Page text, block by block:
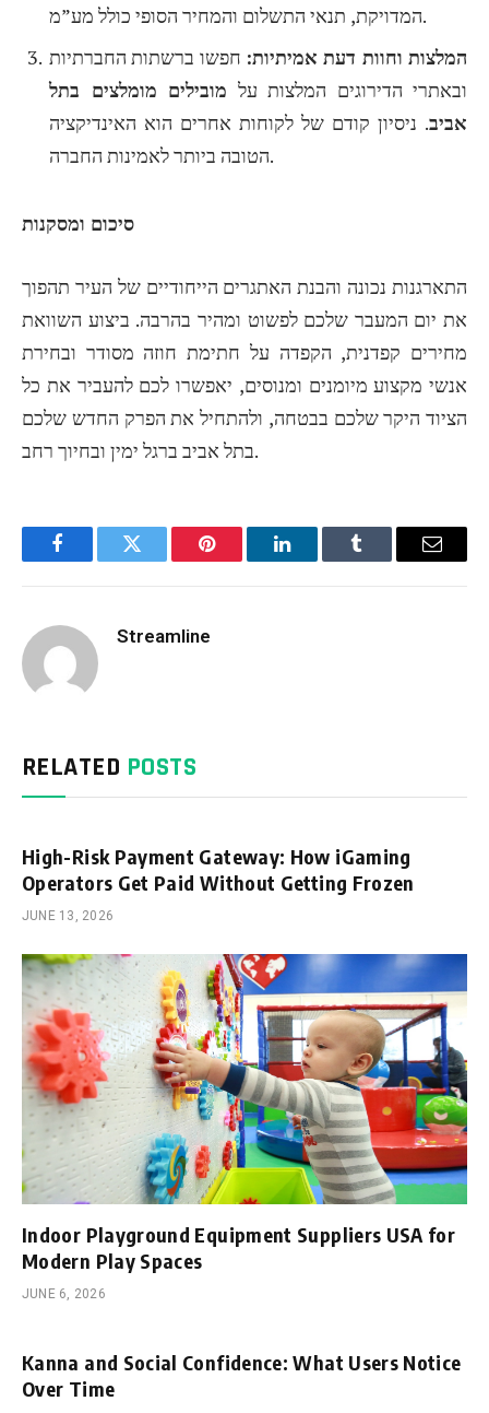
המדויקת, תנאי התשלום והמחיר הסופי כולל מע”מ.
המלצות וחוות דעת אמיתיות: חפשו ברשתות החברתיות
ובאתרי הדירוגים המלצות על מובילים מומלצים בתל
אביב. ניסיון קודם של לקוחות אחרים הוא האינדיקציה
הטובה ביותר לאמינות החברה.
סיכום ומסקנות
התארגנות נכונה והבנת האתגרים הייחודיים של העיר תהפוך
את יום המעבר שלכם לפשוט ומהיר בהרבה. ביצוע השוואת
מחירים קפדנית, הקפדה על חתימת חוזה מסודר ובחירת
אנשי מקצוע מיומנים ומנוסים, יאפשרו לכם להעביר את כל
הציוד היקר שלכם בבטחה, ולהתחיל את הפרק החדש שלכם
בתל אביב ברגל ימין ובחיוך רחב.
FacebookTwitter Pinterest LinkedInTumblr Email
Streamline
RELATED POSTS
High-Risk Payment Gateway: How iGaming
Operators Get Paid Without Getting Frozen
JUNE 13, 2026
Indoor Playground Equipment Suppliers USA for
Modern Play Spaces
JUNE 6, 2026
Kanna and Social Confidence: What Users Notice
Over Time